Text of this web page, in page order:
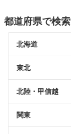
都道府県で検索
北海道
東北
北陸・甲信越
関東